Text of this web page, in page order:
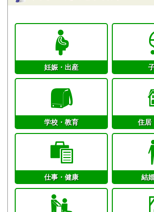
妊娠・出産
学校・教育 住居
仕事・健康 結